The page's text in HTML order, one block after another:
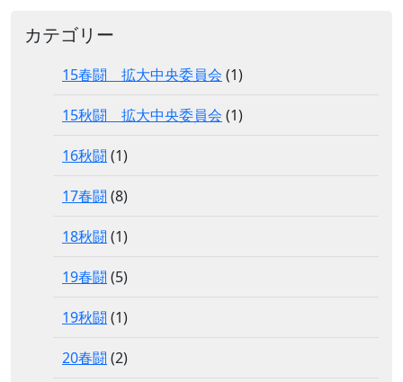
カテゴリー
15春闘 拡大中央委員会 (1)
15秋闘 拡大中央委員会 (1)
16秋闘 (1)
17春闘 (8)
18秋闘 (1)
19春闘 (5)
19秋闘 (1)
20春闘 (2)